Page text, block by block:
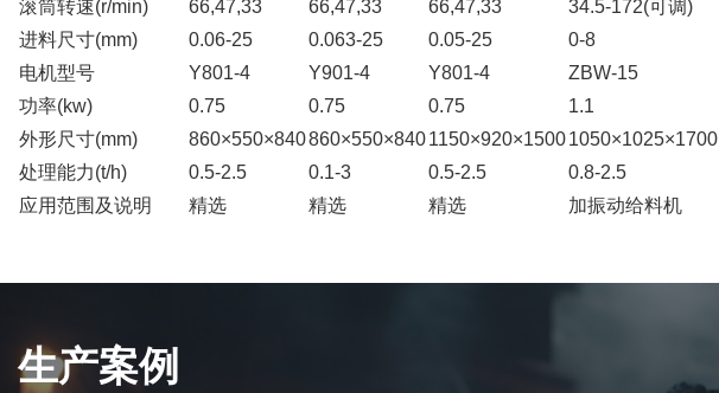
滚筒转速(r/min)
66,47,33 66,47,33 66,47,33 34.5-172(可调)
进料尺寸(mm)
0.06-25 0.063-25 0.05-25 0-8
电机型号
Y801-4 Y901-4 Y801-4 ZBW-15
功率(kw)
0.75 0.75 0.75 1.1
外形尺寸(mm)
860×550×840860×550×8401150×920×15001050×1025×1700
处理能力(t/h)
0.5-2.5 0.1-3 0.5-2.5 0.8-2.5
应用范围及说明
精选 精选 精选 加振动给料机
生产案例